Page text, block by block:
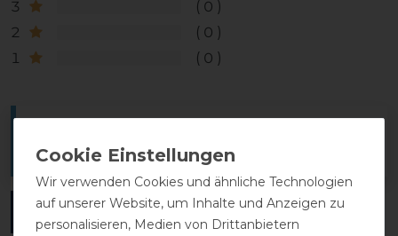
3
0
2
0
1
0
verfassen.
ANMELDEN
Wir verwenden Cookies und ähnliche Technologien
auf unserer Website, um Inhalte und Anzeigen zu
personalisieren, Medien von Drittanbietern